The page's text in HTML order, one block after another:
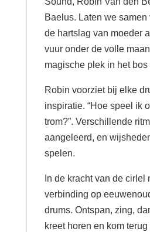
Baelus. Laten we
de hartslag van moeder
vuur onder de volle
magische plek in het bos
Robin voorziet bij elke
inspiratie. “Hoe speel ik
trom?”. Verschillende
aangeleerd, en
spelen.
In de kracht van de cirlel
verbinding op
drums. Ontspan, zing,
kreet horen en kom